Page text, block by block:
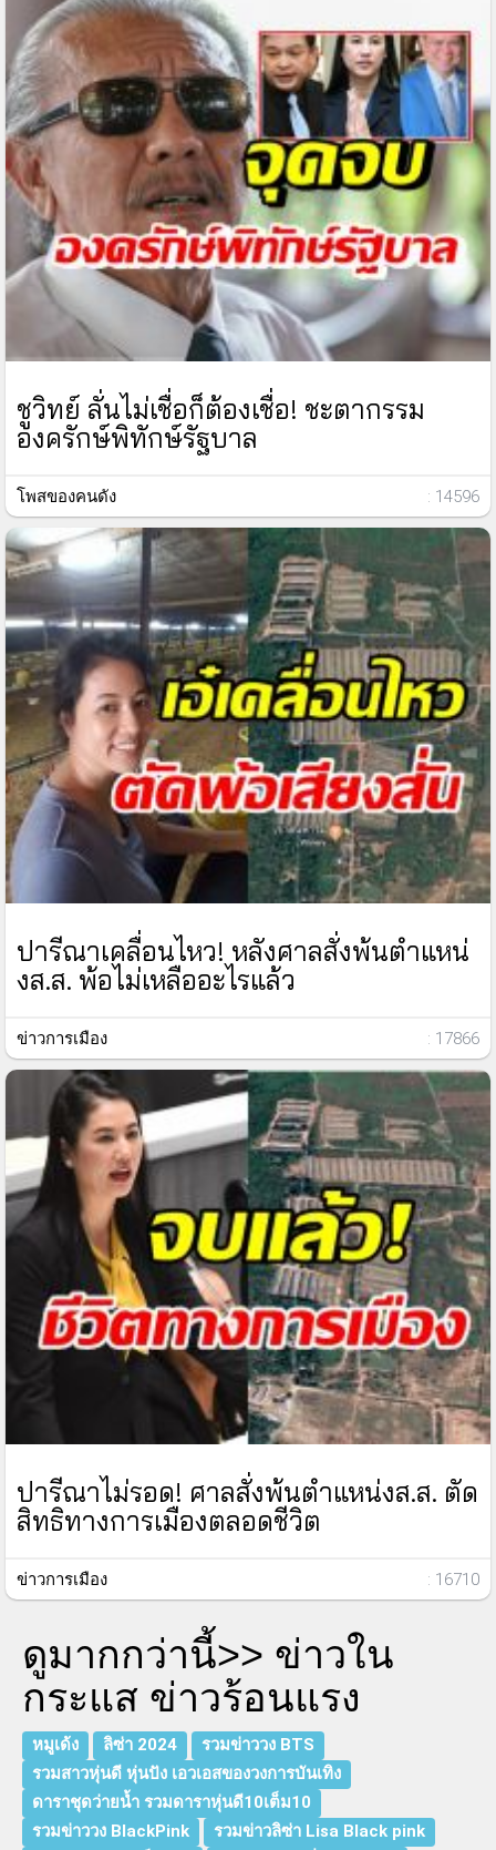
ชูวิทย์ ลั่นไม่เชื่อก็ต้องเชื่อ! ชะตากรรม
องครักษ์พิทักษ์รัฐบาล
โพสของคนดัง : 14596
ปารีณาเคลื่อนไหว! หลังศาลสั่งพ้นตำแหน่
งส.ส. พ้อไม่เหลืออะไรแล้ว
ข่าวการเมือง : 17866
ปารีณาไม่รอด! ศาลสั่งพ้นตำแหน่งส.ส. ตัด
สิทธิทางการเมืองตลอดชีวิต
ข่าวการเมือง : 16710
ดูมากกว่านี้>> ข่าวใน
กระแส ข่าวร้อนแรง
หมูเด้ง ลิซ่า 2024
รวมข่าววง BTS
รวมสาวหุ่นดี หุ่นปัง เอวเอสของวงการบันเทิง
ดาราชุดว่ายน้ำ รวมดาราหุ่นดี10เต็ม10
รวมข่าววง BlackPink
รวมข่าวลิซ่า Lisa Black pink